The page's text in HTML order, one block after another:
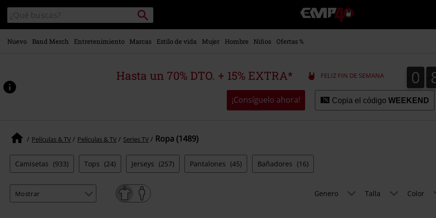
contenido
principal
Buscar
en
el
catálogo
Buscar
EMP
-
Música,
Merch
Ropa
Alternativa
Nuevo Band Merch Entretenimiento Marcas Estilo de vida Mujer Hombre Niños Ofertas %
Hasta un 70% DTO. + 15% EXTRA* FELIZ FIN DE SEMANA 0
0
¡Consíguelo ahora! Copia el código WEEKEND
Películas & TV Películas & TV Series TV Ropa (1489)
Camisetas (933) Tops (24) Jerseys (257) Pantalones (45) Bañadores (16)
Genero Talla Color